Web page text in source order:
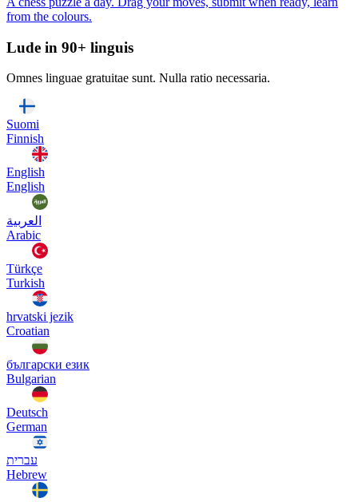
from the colours.
Lude in 90+ linguis
Omnes linguae gratuitae sunt. Nulla ratio necessaria.
Suomi
Finnish
English
English
العربية
Arabic
Türkçe
Turkish
hrvatski jezik
Croatian
български език
Bulgarian
Deutsch
German
עברית
Hebrew